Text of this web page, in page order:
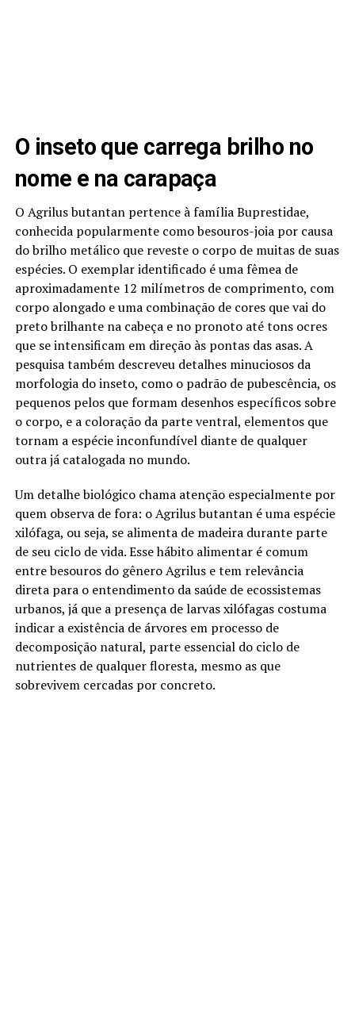
O inseto que carrega brilho no
nome e na carapaça
O Agrilus butantan pertence à família Buprestidae,
conhecida popularmente como besouros-joia por causa
do brilho metálico que reveste o corpo de muitas de suas
espécies. O exemplar identificado é uma fêmea de
aproximadamente 12 milímetros de comprimento, com
corpo alongado e uma combinação de cores que vai do
preto brilhante na cabeça e no pronoto até tons ocres
que se intensificam em direção às pontas das asas. A
pesquisa também descreveu detalhes minuciosos da
morfologia do inseto, como o padrão de pubescência, os
pequenos pelos que formam desenhos específicos sobre
o corpo, e a coloração da parte ventral, elementos que
tornam a espécie inconfundível diante de qualquer
outra já catalogada no mundo.
Um detalhe biológico chama atenção especialmente por
quem observa de fora: o Agrilus butantan é uma espécie
xilófaga, ou seja, se alimenta de madeira durante parte
de seu ciclo de vida. Esse hábito alimentar é comum
entre besouros do gênero Agrilus e tem relevância
direta para o entendimento da saúde de ecossistemas
urbanos, já que a presença de larvas xilófagas costuma
indicar a existência de árvores em processo de
decomposição natural, parte essencial do ciclo de
nutrientes de qualquer floresta, mesmo as que
sobrevivem cercadas por concreto.